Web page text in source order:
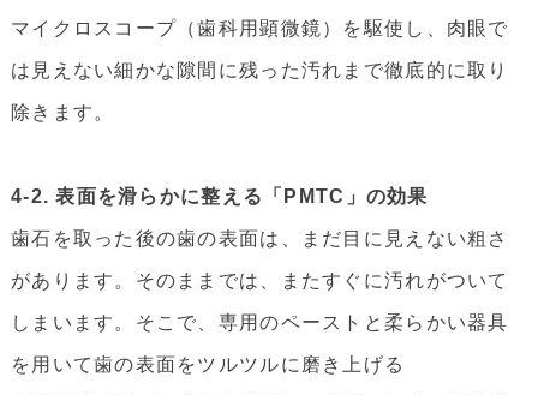
マイクロスコープ（歯科用顕微鏡）を駆使し、肉眼で
は見えない細かな隙間に残った汚れまで徹底的に取り
除きます。
4-2. 表面を滑らかに整える「PMTC」の効果
歯石を取った後の歯の表面は、まだ目に見えない粗さ
があります。そのままでは、またすぐに汚れがついて
しまいます。そこで、専用のペーストと柔らかい器具
を用いて歯の表面をツルツルに磨き上げる